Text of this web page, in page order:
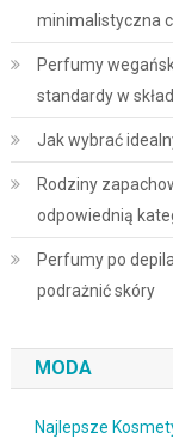
minimalistyczna
Perfumy
standardy w
Jak wybrać
Rodziny
odpowiednią
Perfumy po
podrażnić skóry
MODA
Najlepsze